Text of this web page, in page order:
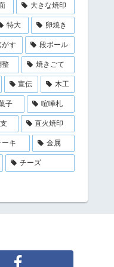
大きな焼印
特大 卵焼き
がす 段ボール
整 焼きごて
宣伝 木工
子 喧嘩札
直火焼印
ーキ 金属
チーズ